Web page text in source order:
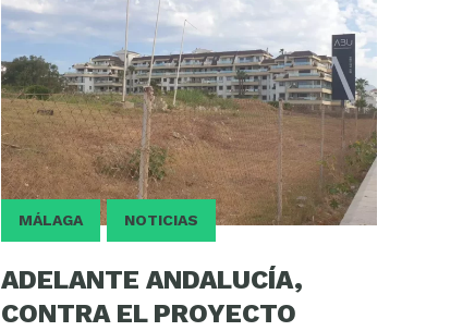
MÁLAGA NOTICIAS
ADELANTE ANDALUCÍA,
CONTRA EL PROYECTO